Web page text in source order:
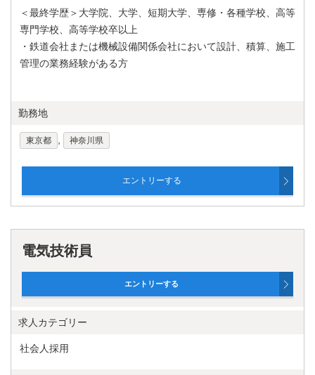
＜最終学歴＞大学院、大学、短期大学、専修・各種学校、高等
専門学校、高等学校卒以上
・鉄道会社または機械設備関係会社において設計、積算、施工
管理の業務経験がある方
勤務地
東京都 神奈川県
電気技術員
求人カテゴリー
社会人採用